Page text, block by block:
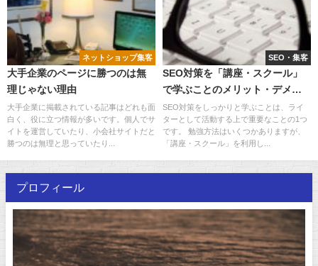
ネットショップ集客
大手企業のページに勝つのは無
理じゃない理由
大手企業に掲載されている記事はどれも面
白く、役に立つ情報が多いです。個人でサ
イトを運営していたり、小会社サイトだと
勝つのは無理と思っていたり...
SEO・集客
SEO対策を「講座・スクール」
で学ぶことのメリット・デメリ
ット
SEO対策をしっかりと学ぶことは、ライ
ターとして活動する上で重要なことの1つ
です。 勉強方法はいくつかありますが、
「講座・スクール」を利用し...
プロフィール